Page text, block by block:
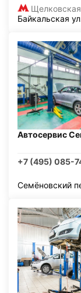
Щелковская
Байкальская
Автосервис
+7 (495) 085-
Семёновский